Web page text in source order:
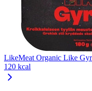
LikeMeat Organic Like
120 kcal